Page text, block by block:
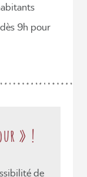
9h pour
» !
de